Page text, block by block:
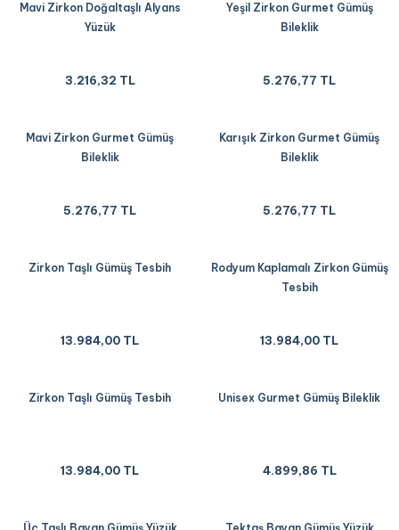
Mavi Zirkon Doğaltaşlı Alyans
Yüzük
3.216,32 TL
Yeşil Zirkon Gurmet Gümüş
Bileklik
5.276,77 TL
Mavi Zirkon Gurmet Gümüş
Bileklik
5.276,77 TL
Karışık Zirkon Gurmet Gümüş
Bileklik
5.276,77 TL
Zirkon Taşlı Gümüş Tesbih
13.984,00 TL
Rodyum Kaplamalı Zirkon Gümüş
Tesbih
13.984,00 TL
Zirkon Taşlı Gümüş Tesbih
13.984,00 TL
Unisex Gurmet Gümüş Bileklik
4.899,86 TL